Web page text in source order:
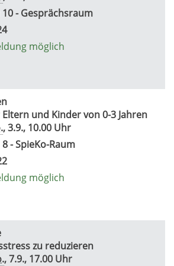
10 - Gesprächsraum
möglich
und Kinder von 0-3 Jahren
, 3.9., 10.00 Uhr
- SpieKo-Raum
möglich
zu reduzieren
, 7.9., 17.00 Uhr